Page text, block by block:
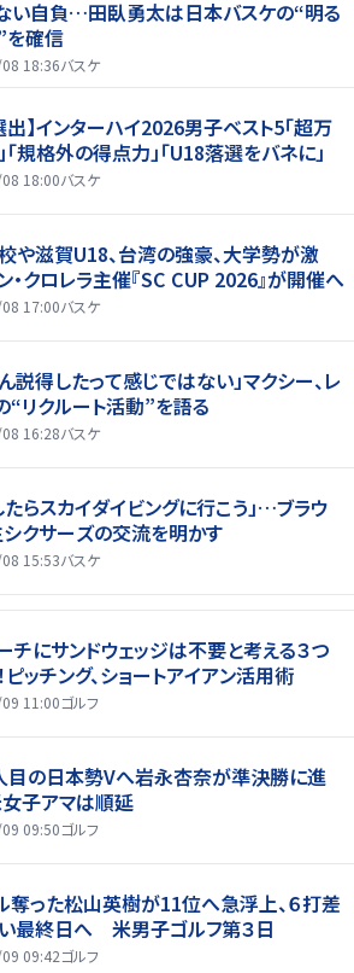
い自負…田臥勇太は日本バスケの“明る
を確信
18:36バスケ
出】インターハイ2026男子ベスト5「超万
「規格外の得点力」「U18落選をバネに」
18:00バスケ
や滋賀U18、台湾の強豪、大学勢が激
クロレラ主催『SC CUP 2026』が開催へ
17:00バスケ
ん説得したって感じではない」マクシー、レ
“リクルート活動”を語る
16:28バスケ
たらスカイダイビングに行こう」…ブラウ
シクサーズの交流を明かす
15:53バスケ
チにサンドウェッジは不要と考える３つ
ピッチング、ショートアイアン活用術
11:00ゴルフ
目の日本勢Vへ岩永杏奈が準決勝に進
子アマは順延
09:50ゴルフ
奪った松山英樹が11位へ急浮上、６打差
最終日へ 米男子ゴルフ第３日
09:42ゴルフ